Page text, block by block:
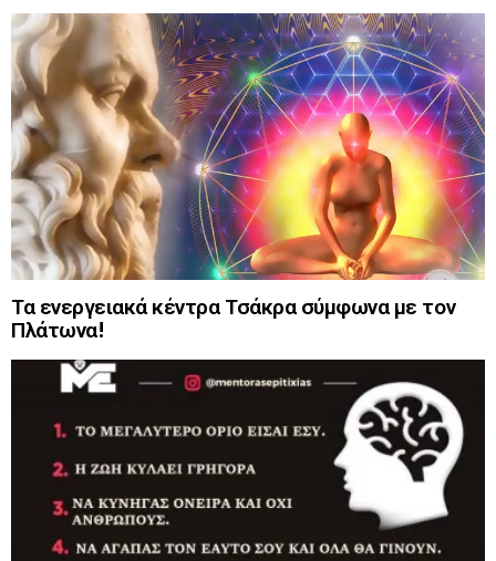
Τα ενεργειακά κέντρα Τσάκρα σύμφωνα με τον
Πλάτωνα!